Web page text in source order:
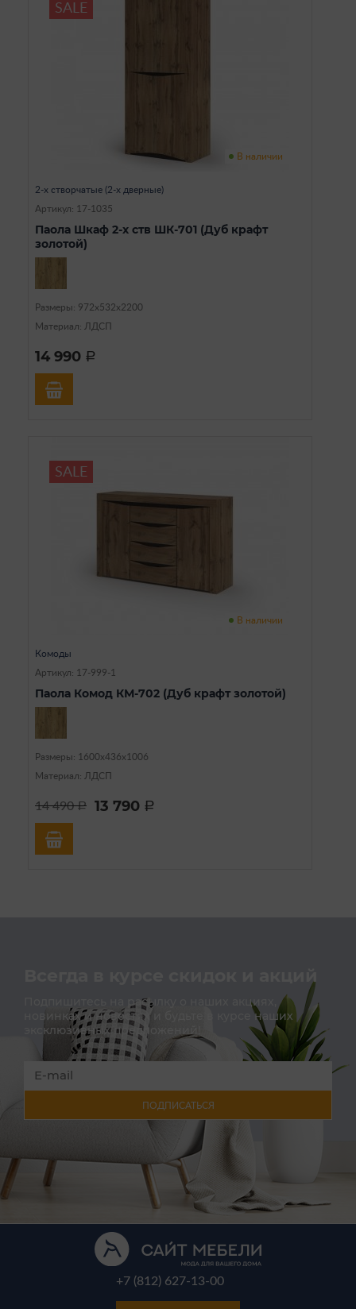
SALE
В наличии
2-х створчатые (2-х дверные)
Артикул: 17-1035
Паола Шкаф 2-х ств ШК-701 (Дуб крафт
золотой)
Размеры: 972х532х2200
Материал: ЛДСП
14 990 a
SALE
В наличии
Комоды
Артикул: 17-999-1
Паола Комод КМ-702 (Дуб крафт золотой)
Размеры: 1600х436х1006
Материал: ЛДСП
14 490a 13 790 a
Всегда в курсе скидок и акций
Подпишитесь на расылку о наших акциях,
новинках и новостях и будьте в курсе наших
эксклюзивных предложений!
ПОДПИСАТЬСЯ
+7 (812) 627-13-00